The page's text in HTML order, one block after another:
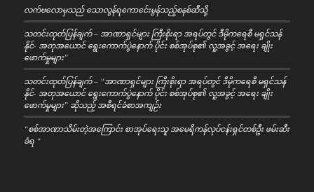
လက်ဗလောမှသည် သောလွန်ရကောင်ေးမွန်သည့်စနစ်ဆီသို့
သတင်းထုတ်ပြန်ချက် – အာဏာရှင်များ ကြီးစိုးရာ အရပ်တွင် ဒီမိုကရေစီ မရှင်သန်
နိုင်- အတုအယောင် ရွေးကောက်ပွဲနောက် ပိုင်း စစ်အုပ်စု၏ လူ့အခွင့် အရေး ချိုး
ဖောက်မှုများ”
သတင်းထုတ်ပြန်ချက် – “အာဏာရှင်များ ကြီးစိုးရာ အရပ်တွင် ဒီမိုကရေစီ မရှင်သန်
နိုင်- အတုအယောင် ရွေးကောက်ပွဲနောက် ပိုင်း စစ်အုပ်စု၏ လူ့အခွင့် အရေး ချိုး
ဖောက်မှုများ” ဆိုသည့် အစီရင်ခံစာအကျဉ်း
“စစ်အာဏာသိမ်းတဲ့အကြောင်း စာအုပ်ရေးသူ အမေရိကန်လုပ်ငန်းရှင်တစ်ဦး ဖမ်းဆီး
ခံရ “